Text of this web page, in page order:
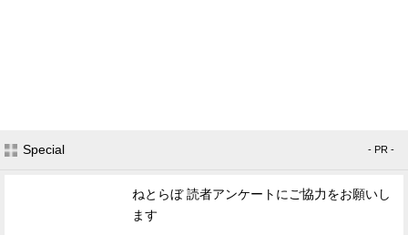
Special - PR -
ねとらぼ 読者アンケートにご協力をお願いし
ます